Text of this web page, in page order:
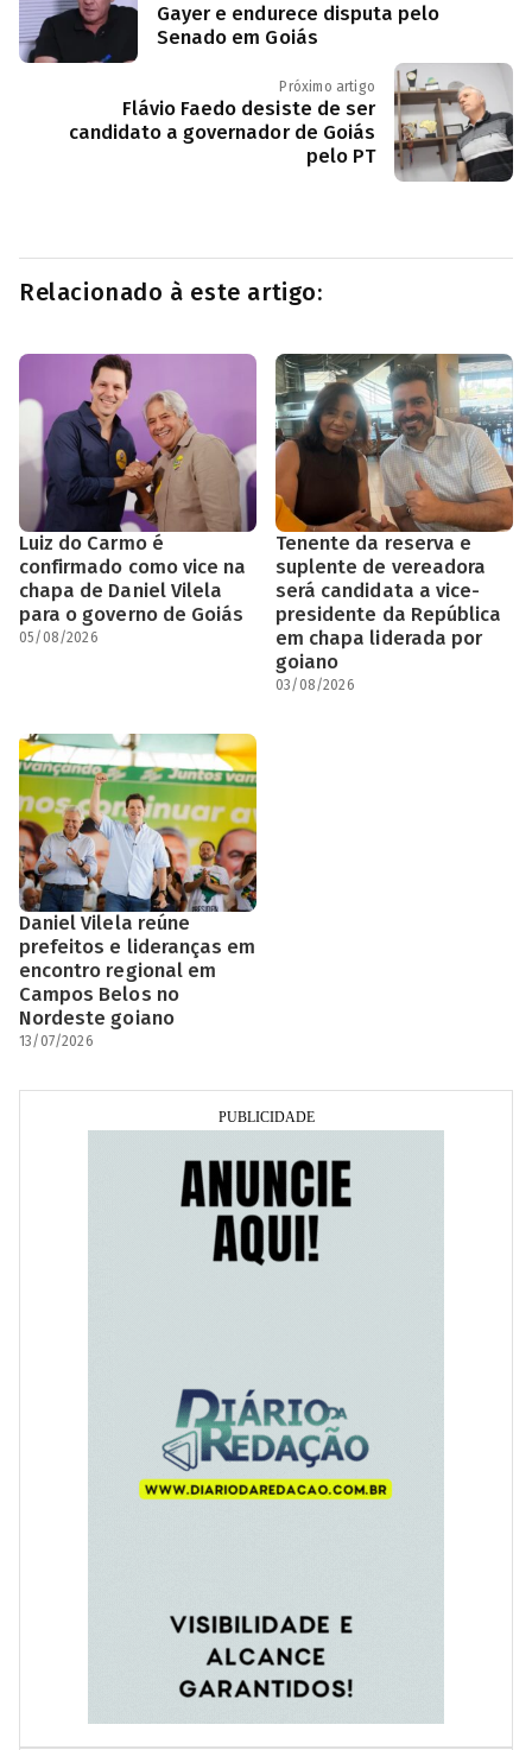
Gayer e endurece disputa pelo
Senado em Goiás
Próximo artigo
Flávio Faedo desiste de ser
candidato a governador de Goiás
pelo PT
Relacionado à este artigo:
Luiz do Carmo é
confirmado como vice na
chapa de Daniel Vilela
para o governo de Goiás
05/08/2026
Tenente da reserva e
suplente de vereadora
será candidata a vice-
presidente da República
em chapa liderada por
goiano
03/08/2026
Daniel Vilela reúne
prefeitos e lideranças em
encontro regional em
Campos Belos no
Nordeste goiano
13/07/2026